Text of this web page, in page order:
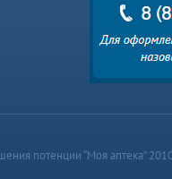
потенции “Моя аптека”